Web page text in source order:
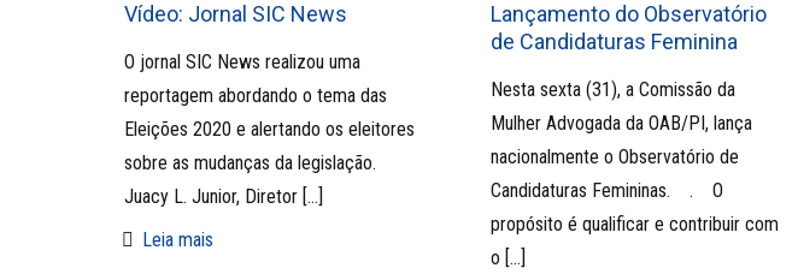
Vídeo: Jornal SIC News
O jornal SIC News realizou uma
reportagem abordando o tema das
Eleições 2020 e alertando os eleitores
sobre as mudanças da legislação.
Juacy L. Junior, Diretor […]
Leia mais
Lançamento do Observatório
de Candidaturas Feminina
Nesta sexta (31), a Comissão da
Mulher Advogada da OAB/PI, lança
nacionalmente o Observatório de
Candidaturas Femininas.⠀ .⠀ O
propósito é qualificar e contribuir com
o […]